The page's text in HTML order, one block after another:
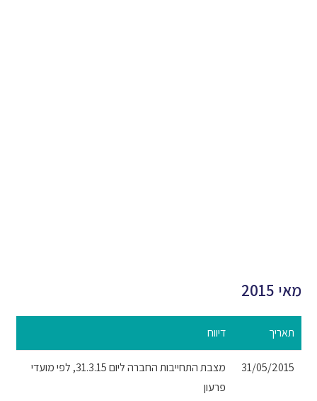
מאי 2015
תאריך דיווח
31/05/2015
מצבת התחייבות החברה ליום 31.3.15, לפי מועדי
פרעון